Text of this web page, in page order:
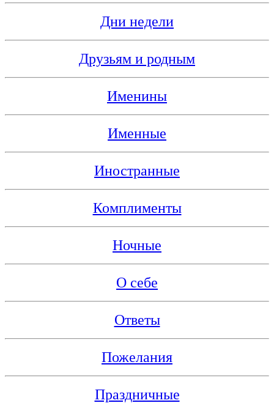
Дни недели
Друзьям и родным
Именины
Именные
Иностранные
Комплименты
Ночные
О себе
Ответы
Пожелания
Праздничные